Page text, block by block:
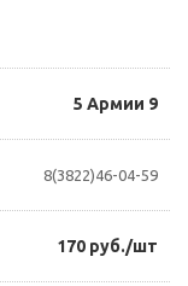
5 Армии 9
8(3822)46-04-59
170 руб./шт